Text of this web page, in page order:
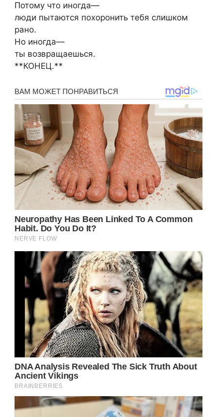
Потому что иногда—
люди пытаются похоронить тебя слишком
рано.
Но иногда—
ты возвращаешься.
**КОНЕЦ.**